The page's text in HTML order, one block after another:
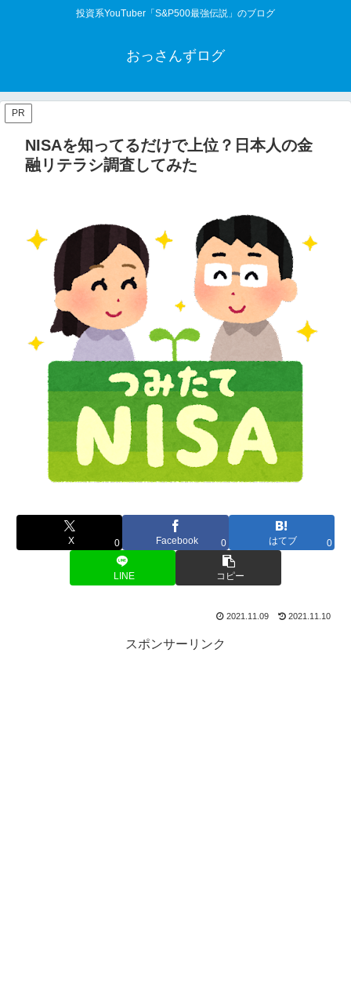
投資系YouTuber「S&P500最強伝説」のブログ
おっさんずログ
PR
NISAを知ってるだけで上位？日本人の金
融リテラシ調査してみた
X 0 Facebook 0 はてブ 0
LINE コピー
2021.11.09 2021.11.10
スポンサーリンク